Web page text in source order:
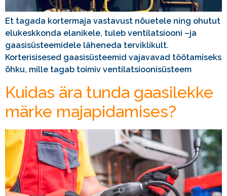
Et tagada kortermaja vastavust nõuetele ning ohutut
elukeskkonda elanikele, tuleb ventilatsiooni –ja
gaasisüsteemidele läheneda terviklikult.
Korterisisesed gaasisüsteemid vajavavad töötamiseks
õhku, mille tagab toimiv ventilatsioonisüsteem
Kuidas ära tunda gaasilekke
märke majapidamises?